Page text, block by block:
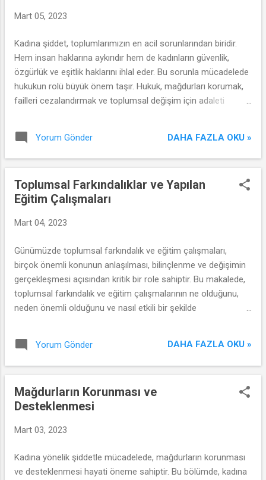
Mart 05, 2023
Kadına şiddet, toplumlarımızın en acil sorunlarından biridir.
Hem insan haklarına aykırıdır hem de kadınların güvenlik,
özgürlük ve eşitlik haklarını ihlal eder. Bu sorunla mücadelede
hukukun rolü büyük önem taşır. Hukuk, mağdurları korumak,
failleri cezalandırmak ve toplumsal değişim için adaleti
şiddetin hukuki boyutunu ve adaletin inşası için neler
yapılabileceğini ele alacağız. Bölüm 1: Kadına Şiddetin Tanımı
ve Türleri Kadına şiddetin çeşitli tanımları ve kapsamı Fiziksel,
Bölüm 2: Hukuki Çerçeve ve Mevzuat Uluslararası
sözleşmeler ve kadına şiddetin önlenmesine yönelik
mücadeledeki rolü Bölüm 3: Mağdurların Korunması ve
Danışmanlık hizmetleri ve destek ağları Bölüm 4: Faillerin
Cezalandırılması ve Adaletin Sağlanması Hukuki süreçler ve
adil yargılama Cezaları...
Yorum Gönder DAHA FAZLA OKU »
Toplumsal Farkındalıklar ve Yapılan
Eğitim Çalışmaları
Mart 04, 2023
Günümüzde toplumsal farkındalık ve eğitim çalışmaları,
birçok önemli konunun anlaşılması, bilinçlenme ve değişimin
gerçekleşmesi açısından kritik bir role sahiptir. Bu makalede,
toplumsal farkındalık ve eğitim çalışmalarının ne olduğunu,
neden önemli olduğunu ve nasıl etkili bir şekilde
Yorum Gönder DAHA FAZLA OKU »
Mağdurların Korunması ve
Desteklenmesi
Mart 03, 2023
Kadına yönelik şiddetle mücadelede, mağdurların korunması
ve desteklenmesi hayati öneme sahiptir. Bu bölümde, kadına